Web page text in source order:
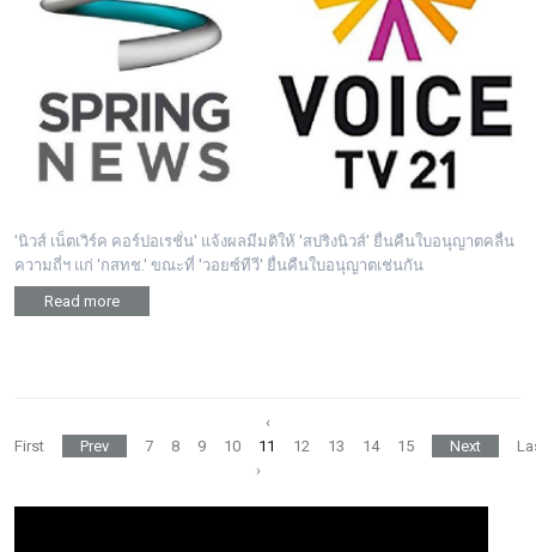
'นิวส์ เน็ตเวิร์ค คอร์ปอเรชั่น' แจ้งผลมีมติให้ 'สปริงนิวส์' ยื่นคืนใบอนุญาตคลื่น
ความถี่ฯ แก่ 'กสทช.' ขณะที่ 'วอยซ์ทีวี' ยื่นคืนใบอนุญาตเช่นกัน
Read more
‹
First
Prev 7 8 9 10 11 12 13 14 15 Next
›